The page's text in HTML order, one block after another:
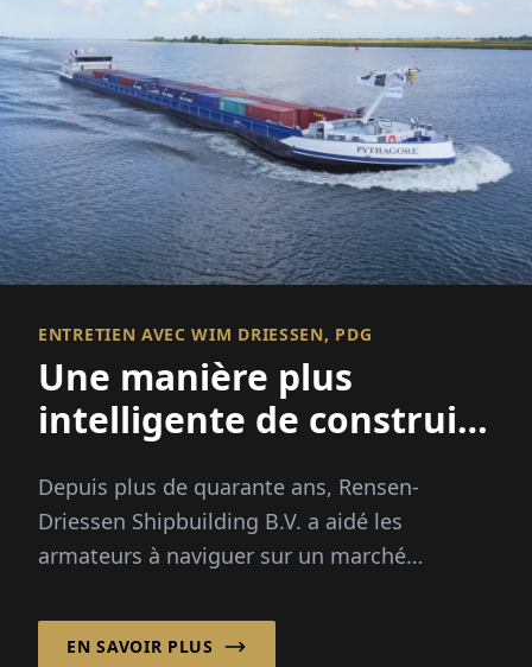
ENTRETIEN AVEC WIM DRIESSEN, PDG
Une manière plus
intelligente de construire
Depuis plus de quarante ans, Rensen-
Driessen Shipbuilding B.V. a aidé les
armateurs à naviguer sur un marché
combinant une conception de navires
personnalisée avec un modèle
EN SAVOIR PLUS